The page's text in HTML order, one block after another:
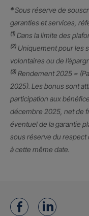
*Sous réserve de
garanties et services,
(1) Dans la limite des
(2) Uniquement pour les
volontaires ou de
(3) Rendement 2025 =
2025). Les bonus sont
participation aux
décembre 2025, net de
éventuel de la garantie
sous réserve du respect
à cette même date.